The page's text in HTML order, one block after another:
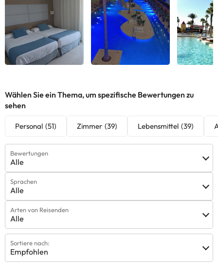
Wählen Sie ein Thema, um spezifische Bewertungen zu
sehen
Personal (51) Zimmer (39) Lebensmittel (39)
Bewertungen
Alle
Sprachen
Alle
Arten von Reisenden
Alle
Sortiere nach:
Empfohlen